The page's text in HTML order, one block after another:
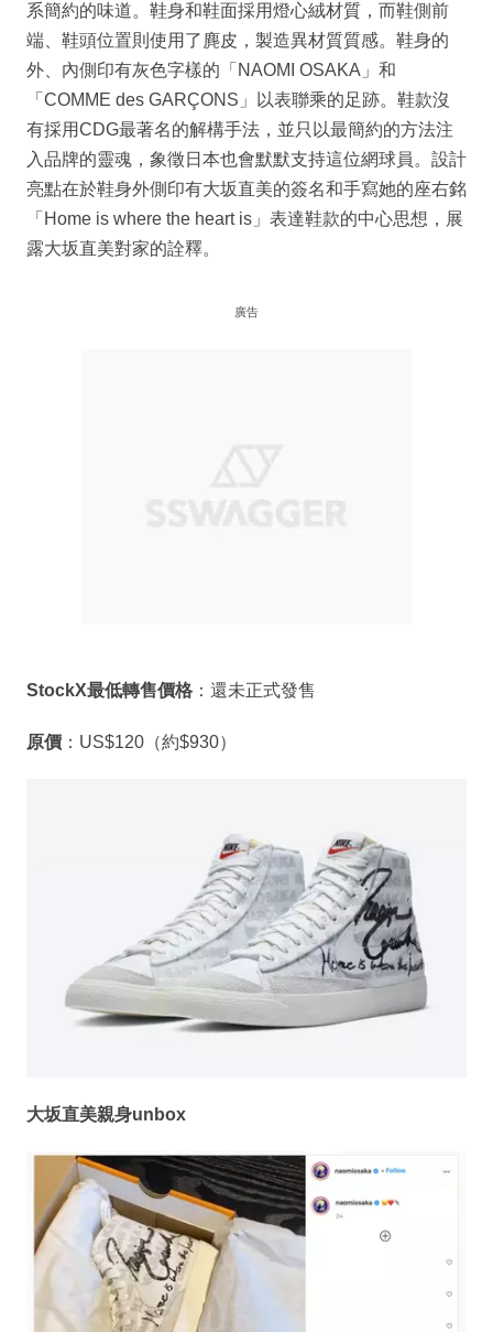
系簡約的味道。鞋身和鞋面採用燈心絨材質，而鞋側前
端、鞋頭位置則使用了麂皮，製造異材質質感。鞋身的
外、內側印有灰色字樣的「NAOMI OSAKA」和
「COMME des GARÇONS」以表聯乘的足跡。鞋款沒
有採用CDG最著名的解構手法，並只以最簡約的方法注
入品牌的靈魂，象徵日本也會默默支持這位網球員。設計
亮點在於鞋身外側印有大坂直美的簽名和手寫她的座右銘
「Home is where the heart is」表達鞋款的中心思想，展
露大坂直美對家的詮釋。
廣告
StockX最低轉售價格 ：還未正式發售
原價 ：US$120（約$930）
大坂直美親身unbox